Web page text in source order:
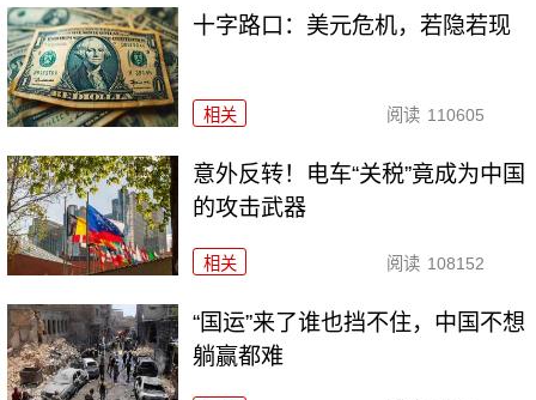
十字路口：美元危机，若隐若现
相关 阅读 110605
意外反转！电车“关税”竟成为中国
的攻击武器
相关 阅读 108152
“国运”来了谁也挡不住，中国不想
躺赢都难